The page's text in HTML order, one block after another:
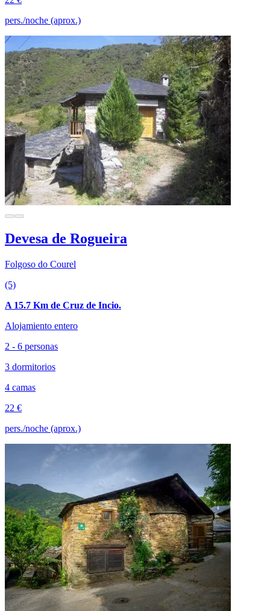
pers./noche (aprox.)
Devesa de Rogueira
Folgoso do Courel
(5)
A 15.7 Km de Cruz de Incio.
Alojamiento entero
2 - 6 personas
3 dormitorios
4 camas
22 €
pers./noche (aprox.)